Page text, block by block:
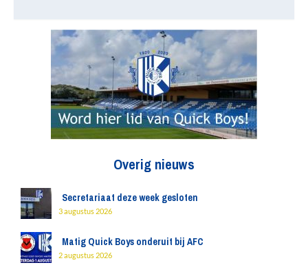
Overig nieuws
Secretariaat deze week gesloten
3 augustus 2026
Matig Quick Boys onderuit bij AFC
2 augustus 2026